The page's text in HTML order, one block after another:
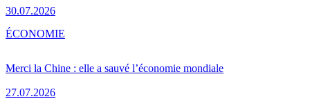
30.07.2026
Merci la Chine : elle a sauvé l’économie mondiale
27.07.2026
ÉCONOMIE